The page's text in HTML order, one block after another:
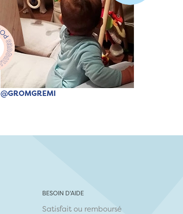
@GROMGREMI
BESOIN D'AIDE
Satisfait ou remboursé